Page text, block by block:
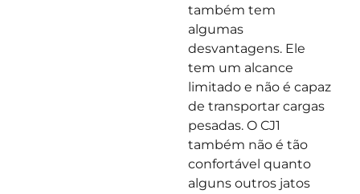
também tem
algumas
desvantagens. Ele
tem um alcance
limitado e não é capaz
de transportar cargas
pesadas. O CJ1
também não é tão
confortável quanto
alguns outros jatos